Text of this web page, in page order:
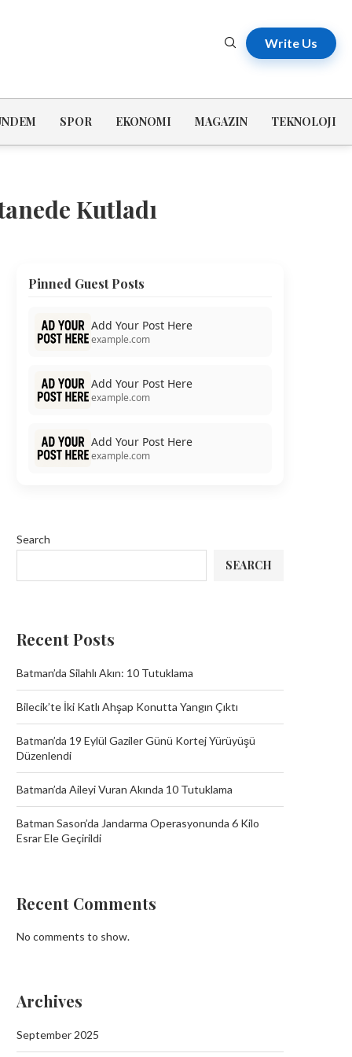
Write Us
SPOR EKONOMI MAGAZIN TEKNOLOJI
Kutladı
Batman’da Aileyi Vuran Akında 10
Pinned Guest Posts
Add Your Post Here
example.com
Add Your Post Here
example.com
Add Your Post Here
example.com
Search
SEARCH
Recent Posts
Batman’da Silahlı Akın: 10 Tutuklama
Bilecik’te İki Katlı Ahşap Konutta Yangın Çıktı
Batman’da 19 Eylül Gaziler Günü Kortej Yürüyüşü
Düzenlendi
Batman’da Aileyi Vuran Akında 10 Tutuklama
Batman Sason’da Jandarma Operasyonunda 6 Kilo
Esrar Ele Geçirildi
Recent Comments
No comments to show.
Archives
September 2025